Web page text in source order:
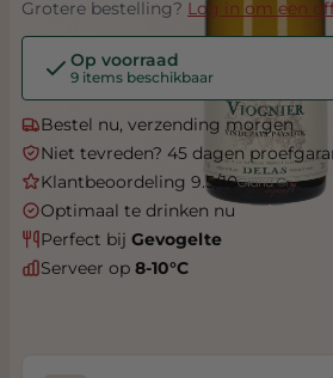
Grotere bestelling? Log in om een
Op voorraad
9 items beschikbaar
Bestel nu, verzending morgen
Niet tevreden? 45 dagen
Klantbeoordeling 9.5/10
Optimaal te drinken nu
Perfect bij Gevogelte
Serveer op 8-10°C